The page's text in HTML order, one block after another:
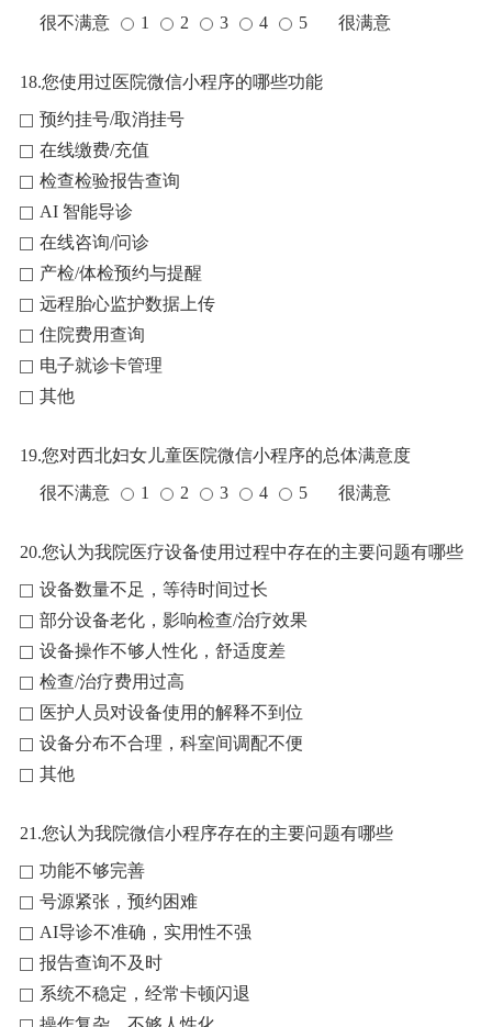
很不满意
1 2 3 4 5 很满意
18.您使用过医院微信小程序的哪些功能
预约挂号/取消挂号
在线缴费/充值
检查检验报告查询
AI 智能导诊
在线咨询/问诊
产检/体检预约与提醒
远程胎心监护数据上传
住院费用查询
电子就诊卡管理
其他
19.您对西北妇女儿童医院微信小程序的总体满意度
很不满意
1 2 3 4 5 很满意
20.您认为我院医疗设备使用过程中存在的主要问题有哪些
设备数量不足，等待时间过长
部分设备老化，影响检查/治疗效果
设备操作不够人性化，舒适度差
检查/治疗费用过高
医护人员对设备使用的解释不到位
设备分布不合理，科室间调配不便
其他
21.您认为我院微信小程序存在的主要问题有哪些
功能不够完善
号源紧张，预约困难
AI导诊不准确，实用性不强
报告查询不及时
系统不稳定，经常卡顿闪退